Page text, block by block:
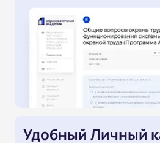
Удобный Личный